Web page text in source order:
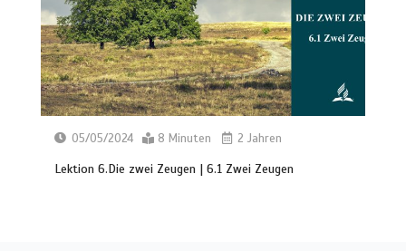
05/05/2024 8 Minuten 2 Jahren
Lektion 6.Die zwei Zeugen | 6.1 Zwei Zeugen